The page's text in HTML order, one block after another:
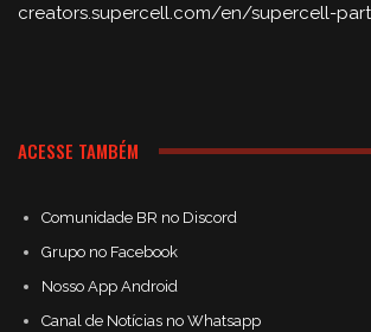
creators.supercell.com/en/supercell-
ACESSE TAMBÉM
Comunidade BR no Discord
Grupo no Facebook
Nosso App Android
Canal de Notícias no Whatsapp